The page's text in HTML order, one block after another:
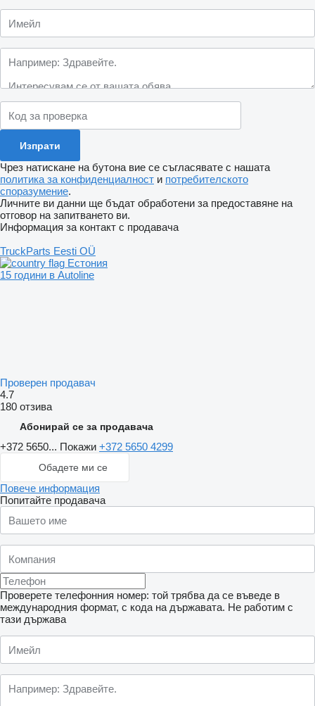
Чрез натискане на бутона вие се съгласявате с нашата
политика за конфиденциалност и потребителското
споразумение.
Личните ви данни ще бъдат обработени за предоставяне на
отговор на запитването ви.
Информация за контакт с продавача
TruckParts Eesti OÜ
Естония
15 години в Autoline
Проверен продавач
4.7
180 отзива
Абонирай се за продавача
+372 5650... Покажи +372 5650 4299
Обадете ми се
Повече информация
Попитайте продавача
Проверете телефонния номер: той трябва да се въведе в
международния формат, с кода на държавата. Не работим с
тази държава